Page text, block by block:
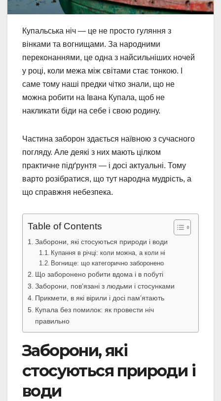
Купальська ніч — це не просто гуляння з
вінками та вогнищами. За народними
переконаннями, це одна з найсильніших ночей
у році, коли межа між світами стає тонкою. І
саме тому наші предки чітко знали, що не
можна робити на Івана Купала, щоб не
накликати біди на себе і свою родину.
Частина заборон здається наївною з сучасного
погляду. Але деякі з них мають цілком
практичне підґрунтя — і досі актуальні. Тому
варто розібратися, що тут народна мудрість, а
що справжня небезпека.
Table of Contents
Заборони, які стосуються природи і води
Купання в річці: коли можна, а коли ні
Вогнище: що категорично заборонено
Що заборонено робити вдома і в побуті
Заборони, пов’язані з людьми і стосунками
Прикмети, в які вірили і досі пам’ятають
Купала без помилок: як провести ніч
правильно
Заборони, які
стосуються природи і
води